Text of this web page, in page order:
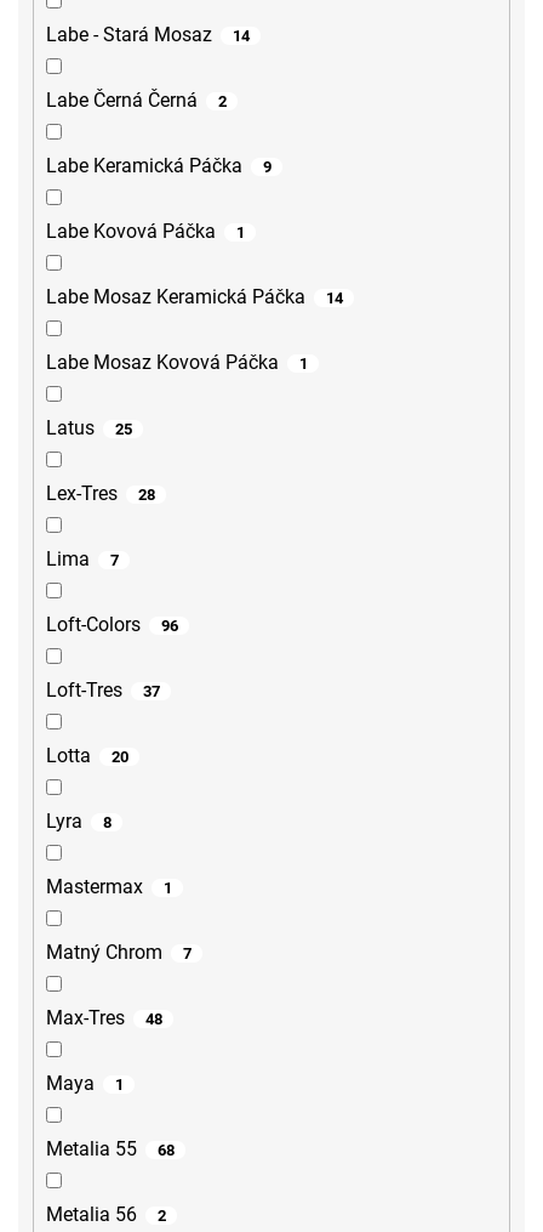
Labe - Stará Mosaz 14
Labe Černá Černá 2
Labe Keramická Páčka 9
Labe Kovová Páčka 1
Labe Mosaz Keramická Páčka 14
Labe Mosaz Kovová Páčka 1
Latus 25
Lex-Tres 28
Lima 7
Loft-Colors 96
Loft-Tres 37
Lotta 20
Lyra 8
Mastermax 1
Matný Chrom 7
Max-Tres 48
Maya 1
Metalia 55 68
Metalia 56 2